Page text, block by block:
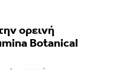
ορεινή
Botanical